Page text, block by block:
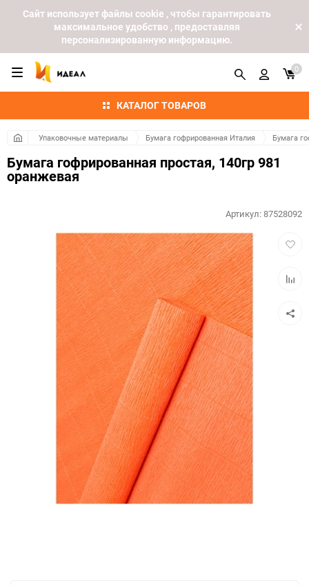
Cайт использует файлы cookie , чтобы гарантировать
максимальное удобство , предоставляя
персонализированную информацию.
КАТАЛОГ ТОВАРОВ
0
Упаковочные материалы Бумага гофрированная Италия Бумага
Бумага гофрированная простая, 140гр 981
оранжевая
Артикул:87528092